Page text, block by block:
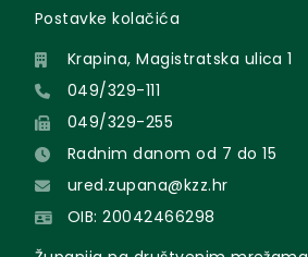
Postavke kolačića
Krapina, Magistratska ulica 1
049/329-111
049/329-255
Radnim danom od 7 do 15
ured.zupana@kzz.hr
OIB: 20042466298